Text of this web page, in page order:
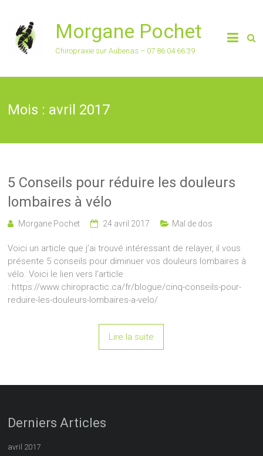
Morgane Pochet
Chiropraxie sur Aubenas – 07 86 04 66 39
Mois : avril 2017
5 Conseils pour réduire les douleurs
lombaires à vélo
Morgane Pochet 24 avril 2017 Mal de dos
Voici un article que j’ai trouvé intéressant de relayer, il vous
présente 5 conseils pour diminuer vos douleurs lombaires à
vélo. Voici le lien vers l’article
: https://www.chiropractic.ca/fr/blogue/cinq-conseils-pour-
reduire-les-douleurs-lombaires-a-velo/
Lire la suite
Derniers Articles
avril 2017